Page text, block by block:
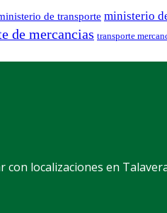
de transporte ministerio
de mercancias transporte
localizaciones en